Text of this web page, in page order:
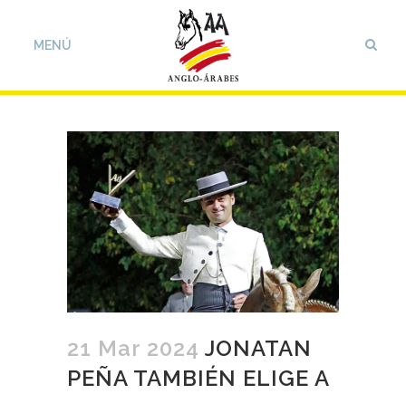
21 Mar 2024 JONATAN
PEÑA TAMBIÉN ELIGE A